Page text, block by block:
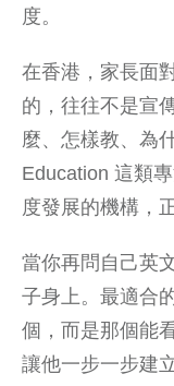
度。
在香港，家長面
的，往往不是宣
麼、怎樣教、為
Education 這類
度發展的機構，
當你再問自己英
子身上。最適合
個，而是那個能
讓他一步一步建